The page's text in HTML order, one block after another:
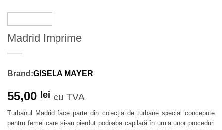
Madrid Imprime
Brand:GISELA MAYER
55,00 lei cu TVA
Turbanul Madrid face parte din colecția de turbane special concepute
pentru femei care și-au pierdut podoaba capilară în urma unor proceduri